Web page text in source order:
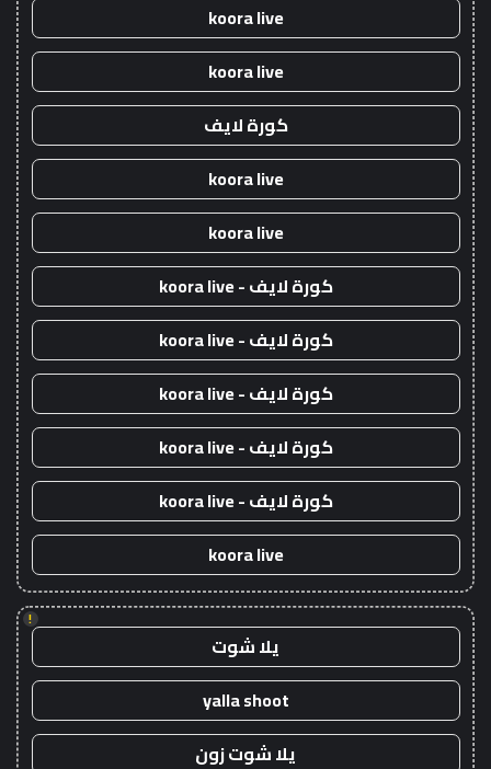
koora live
koora live
كورة لايف
koora live
koora live
كورة لايف - koora live
كورة لايف - koora live
كورة لايف - koora live
كورة لايف - koora live
كورة لايف - koora live
koora live
!
يلا شوت
yalla shoot
يلا شوت زون